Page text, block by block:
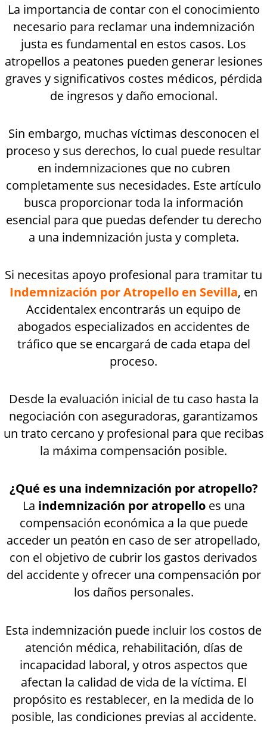
La importancia de contar con el conocimiento
necesario para reclamar una indemnización
justa es fundamental en estos casos. Los
atropellos a peatones pueden generar lesiones
graves y significativos costes médicos, pérdida
de ingresos y daño emocional.
Sin embargo, muchas víctimas desconocen el
proceso y sus derechos, lo cual puede resultar
en indemnizaciones que no cubren
completamente sus necesidades. Este artículo
busca proporcionar toda la información
esencial para que puedas defender tu derecho
a una indemnización justa y completa.
Si necesitas apoyo profesional para tramitar tu
Indemnización por Atropello en Sevilla, en
Accidentalex encontrarás un equipo de
abogados especializados en accidentes de
tráfico que se encargará de cada etapa del
proceso.
Desde la evaluación inicial de tu caso hasta la
negociación con aseguradoras, garantizamos
un trato cercano y profesional para que recibas
la máxima compensación posible.
¿Qué es una indemnización por atropello?
La indemnización por atropelloes una
compensación económica a la que puede
acceder un peatón en caso de ser atropellado,
con el objetivo de cubrir los gastos derivados
del accidente y ofrecer una compensación por
los daños personales.
Esta indemnización puede incluir los costos de
atención médica, rehabilitación, días de
incapacidad laboral, y otros aspectos que
afectan la calidad de vida de la víctima. El
propósito es restablecer, en la medida de lo
posible, las condiciones previas al accidente.